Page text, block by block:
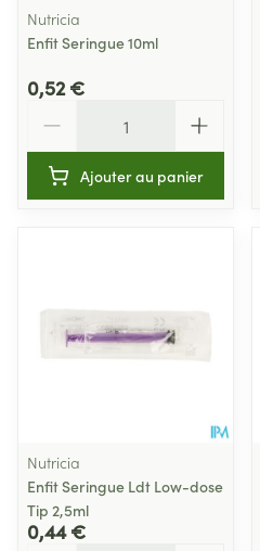
Nutricia
Enfit Seringue 10ml
0,52 €
Ajouter au panier
Nutricia
Enfit Seringue Ldt Low-dose
Tip 2,5ml
0,44 €